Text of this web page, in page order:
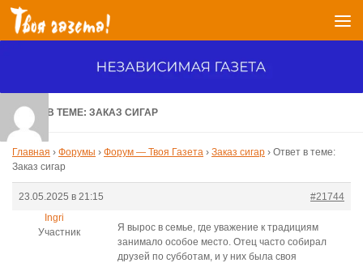
Перейти к содержимому
ОТВЕТ В ТЕМЕ: ЗАКАЗ СИГАР
Главная › Форумы › Форум — Твоя Газета › Заказ сигар › Ответ в теме:
Заказ сигар
23.05.2025 в 21:15
#21744
Ingri
Участник
Я вырос в семье, где уважение к традициям
занимало особое место. Отец часто собирал
друзей по субботам, и у них была своя